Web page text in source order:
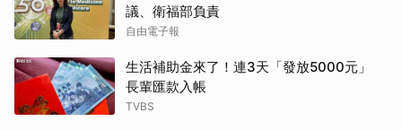
議、衛福部負責
自由電子報
生活補助金來了！連3天「發放5000元」
長輩匯款入帳
TVBS